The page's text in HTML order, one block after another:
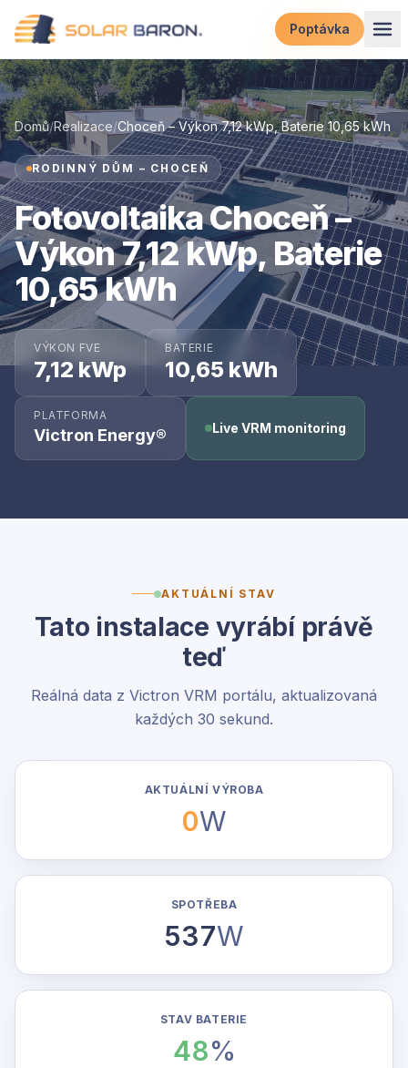
Přeskočit na obsah
Poptávka
Domů/Realizace/Choceň – Výkon 7,12 kWp, Baterie 10,65 kWh
RODINNÝ DŮM – CHOCEŇ
Fotovoltaika Choceň –
Výkon 7,12 kWp, Baterie
10,65 kWh
VÝKON FVE
7,12 kWp
BATERIE
10,65 kWh
PLATFORMA
Victron Energy® Live VRM monitoring
AKTUÁLNÍ STAV
Tato instalace vyrábí právě
teď
Reálná data z Victron VRM portálu, aktualizovaná
každých 30 sekund.
AKTUÁLNÍ VÝROBA
0W
SPOTŘEBA
537W
STAV BATERIE
48%